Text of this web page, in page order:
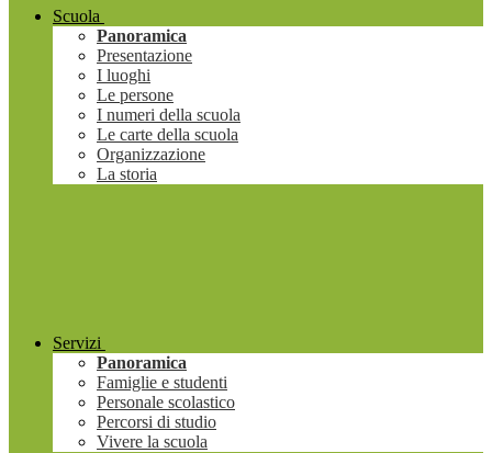
Scuola
Panoramica
Presentazione
I luoghi
Le persone
I numeri della scuola
Le carte della scuola
Organizzazione
La storia
Servizi
Panoramica
Famiglie e studenti
Personale scolastico
Percorsi di studio
Vivere la scuola